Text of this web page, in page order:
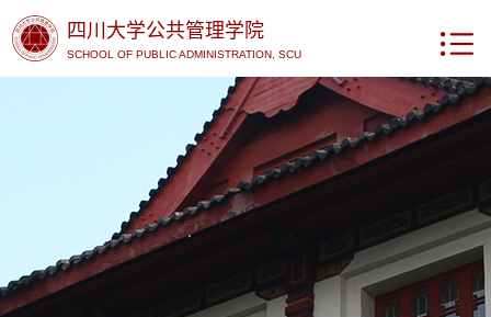
四川大学公共管理学院
SCHOOL OF PUBLIC ADMINISTRATION, SCU